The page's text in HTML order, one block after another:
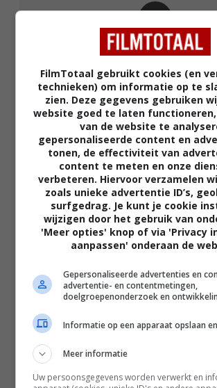
The Uprising
2026
FilmTotaal gebruikt cookies (en
technieken) om informatie op te
zien. Deze gegevens gebruiken
website goed te laten
van de website te
gepersonaliseerde content en
tonen, de effectiviteit van
content te meten en onze
verbeteren. Hiervoor verzamelen
zoals unieke advertentie ID’s,
surfgedrag. Je kunt je cookie
wijzigen door het gebruik van
'Meer opties' knop of via 'Privacy
aanpassen' onderaan de
Gepersonaliseerde advertenties en
advertentie- en contentmetingen,
doelgroepenonderzoek en
Informatie op een apparaat opslaan
Meer informatie
Uw persoonsgegevens worden verwerkt en